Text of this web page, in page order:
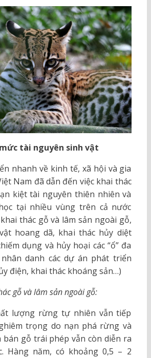
tài nguyên sinh vật
nhanh về kinh tế, xã hội và gia
Nam đã dẫn đến việc khai thác
kiệt tài nguyên thiên nhiên và
tại nhiều vùng trên cả nước
thác gỗ và lâm sản ngoài gỗ,
hoang dã, khai thác hủy diệt
dụng và hủy hoại các “ổ” đa
danh các dự án phát triển
điện, khai thác khoáng sản…)
gỗ và lâm sản ngoài gỗ:
lượng rừng tự nhiên vẫn tiếp
trọng do nạn phá rừng và
bán gỗ trái phép vẫn còn diễn ra
Hàng năm, có khoảng 0,5 – 2